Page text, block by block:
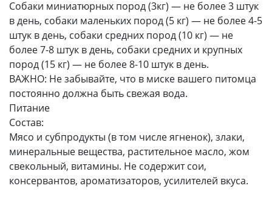
Собаки миниатюрных пород (3кг) — не более 3 штук
в день, собаки маленьких пород (5 кг) — не более 4-5
штук в день, собаки средних пород (10 кг) — не
более 7-8 штук в день, собаки средних и крупных
пород (15 кг) — не более 8-10 штук в день.
ВАЖНО: Не забывайте, что в миске вашего питомца
постоянно должна быть свежая вода.
Питание
Состав:
Мясо и субпродукты (в том числе ягненок), злаки,
минеральные вещества, растительное масло, жом
свекольный, витамины. Не содержит сои,
консервантов, ароматизаторов, усилителей вкуса.